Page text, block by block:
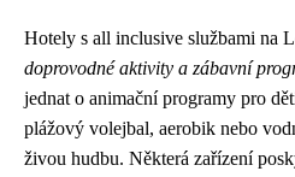
Hotely s all inclusive službami na
doprovodné aktivity a zábavní
jednat o animační programy pro
plážový volejbal, aerobik nebo
živou hudbu. Některá zařízení